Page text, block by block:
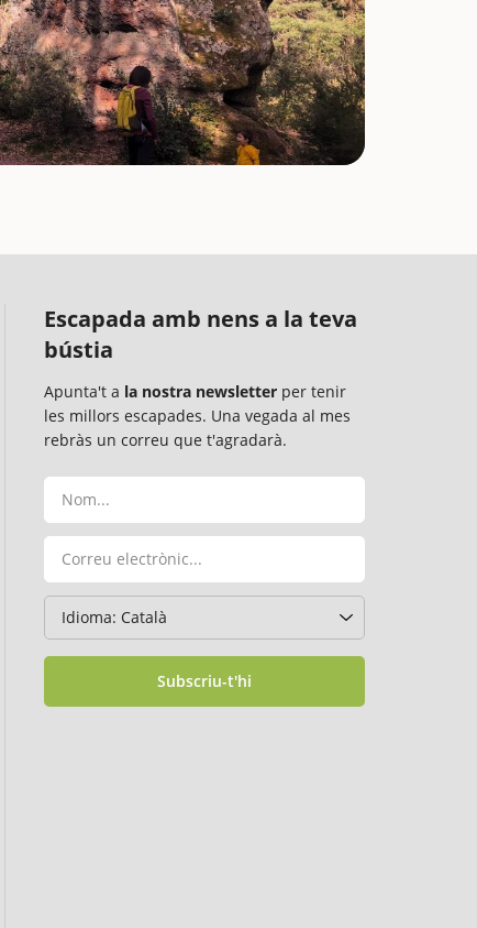
Escapada amb nens a la teva
bústia
Apunta't a la nostra newsletter per tenir
les millors escapades. Una vegada al mes
rebràs un correu que t'agradarà.
Subscriu-t'hi